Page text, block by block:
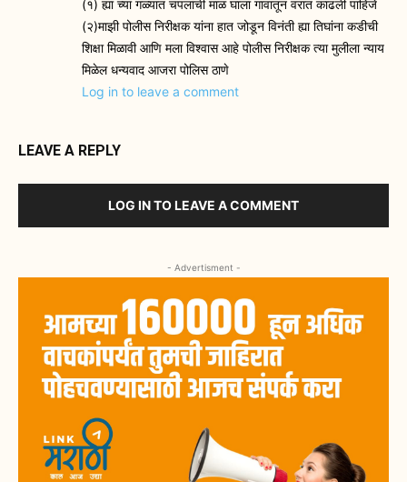
(१) ह्या च्या गळ्यात चपलांची माळ घाला गावातून वरात काढली पाहिजे
(२)माझी पोलीस निरीक्षक यांना हात जोडून विनंती ह्या तिघांना कडीची
शिक्षा मिळावी आणि मला विश्वास आहे पोलीस निरीक्षक त्या मुलीला न्याय
मिळेल धन्यवाद आजरा पोलिस ठाणे
Log in to leave a comment
LEAVE A REPLY
LOG IN TO LEAVE A COMMENT
- Advertisment -